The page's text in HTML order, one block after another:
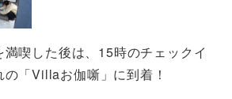
満喫した後は、15時のチェックイ
「Villaお伽噺」に到着！